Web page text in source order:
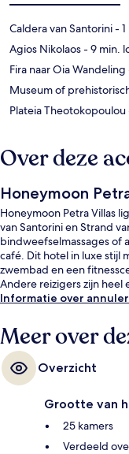
Caldera van Santorini-
Agios Nikolaos- 9 min.
Fira naar Oia Wandeling
Museum of
Plateia Theotokopoulou
Over deze
Honeymoon
Honeymoon Petra Villas
van Santorini en Strand
bindweefselmassages of
café. Dit hotel in luxe stijl
zwembad en een
Andere reizigers zijn heel
Informatie over
Meer over
Overzicht
Grootte van
25 kamers
Verdeeld